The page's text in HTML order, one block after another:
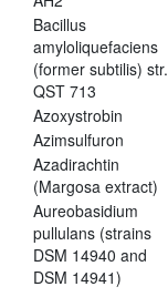
Bacillus
amyloliquefaciens
(former subtilis) str.
QST 713
Azoxystrobin
Azimsulfuron
Azadirachtin
(Margosa extract)
Aureobasidium
pullulans (strains
DSM 14940 and
DSM 14941)